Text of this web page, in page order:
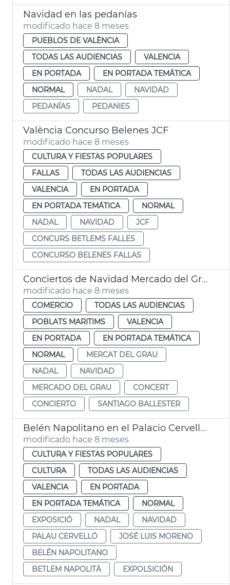
Navidad en las pedanías
modificado hace 8 meses
PUEBLOS DE VALÈNCIA
TODAS LAS AUDIENCIAS
VALENCIA
EN PORTADA
EN PORTADA TEMÁTICA
NORMAL
NADAL
NAVIDAD
PEDANÍAS
PEDANIES
València Concurso Belenes JCF
modificado hace 8 meses
CULTURA Y FIESTAS POPULARES
FALLAS
TODAS LAS AUDIENCIAS
VALENCIA
EN PORTADA
EN PORTADA TEMÁTICA
NORMAL
NADAL
NAVIDAD
JCF
CONCURS BETLEMS FALLES
CONCURSO BELENES FALLAS
Conciertos de Navidad Mercado del Grau
modificado hace 8 meses
COMERCIO
TODAS LAS AUDIENCIAS
POBLATS MARITIMS
VALENCIA
EN PORTADA
EN PORTADA TEMÁTICA
NORMAL
MERCAT DEL GRAU
NADAL
NAVIDAD
MERCADO DEL GRAU
CONCERT
CONCIERTO
SANTIAGO BALLESTER
Belén Napolitano en el Palacio Cervelló València
modificado hace 8 meses
CULTURA Y FIESTAS POPULARES
CULTURA
TODAS LAS AUDIENCIAS
VALENCIA
EN PORTADA
EN PORTADA TEMÁTICA
NORMAL
EXPOSICIÓ
NADAL
NAVIDAD
PALAU CERVELLÓ
JOSÉ LUIS MORENO
BELÉN NAPOLITANO
BETLEM NAPOLITÀ
EXPOLSICIÓN